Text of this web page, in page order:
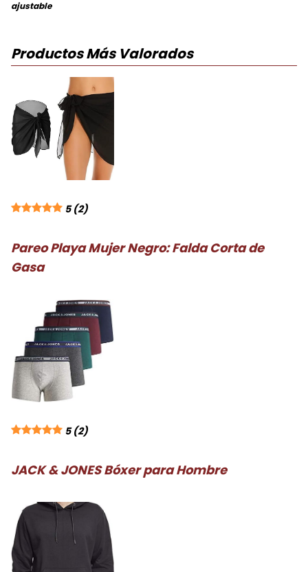
ajustable
Productos Más Valorados
5 (2)
Pareo Playa Mujer Negro: Falda Corta de
Gasa
5 (2)
JACK & JONES Bóxer para Hombre